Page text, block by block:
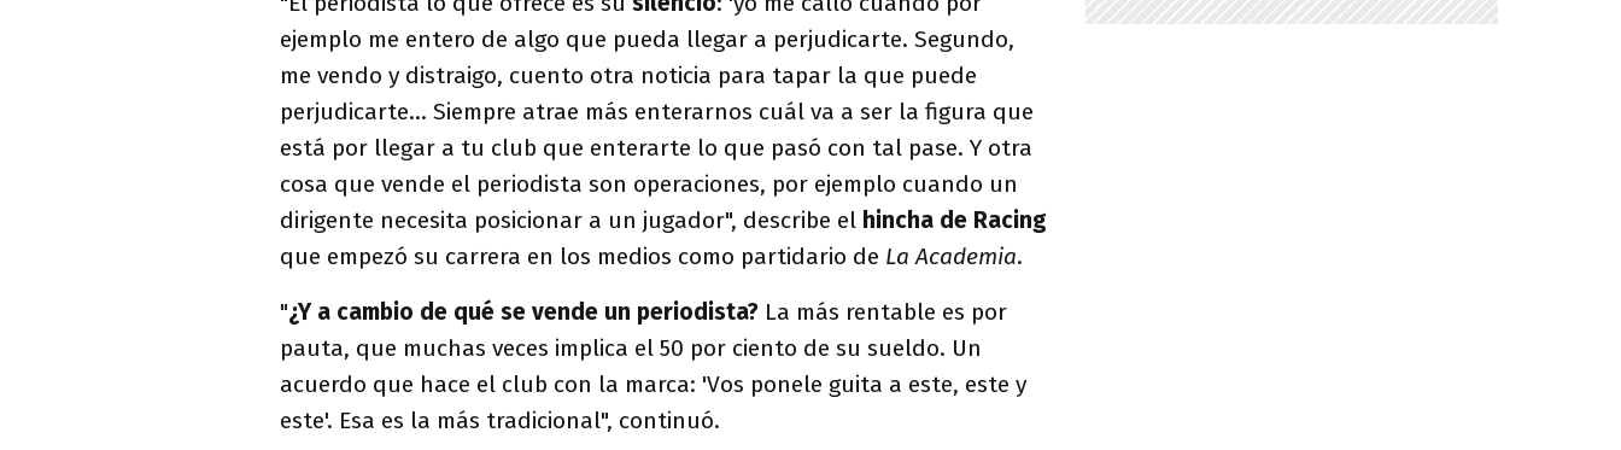
ejemplo me entero de algo que pueda llegar a perjudicarte. Segundo,
me vendo y distraigo, cuento otra noticia para tapar la que puede
perjudicarte... Siempre atrae más enterarnos cuál va a ser la figura que
está por llegar a tu club que enterarte lo que pasó con tal pase. Y otra
cosa que vende el periodista son operaciones, por ejemplo cuando un
dirigente necesita posicionar a un jugador", describe el hincha de Racing
que empezó su carrera en los medios como partidario de La Academia.
"¿Y a cambio de qué se vende un periodista? La más rentable es por
pauta, que muchas veces implica el 50 por ciento de su sueldo. Un
acuerdo que hace el club con la marca: 'Vos ponele guita a este, este y
este'. Esa es la más tradicional", continuó.